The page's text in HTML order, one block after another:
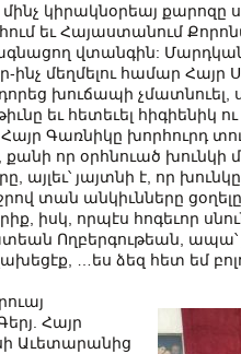
կիրակնօրեայ քարոզը
եւ Հայաստանում Քորոնա
վտանգին:
մեղմելու համար Հայր
խուճապի չմատնուել,
եւ հետեւել
Գառնիկը խորհուրդ
որ օրհնուած խունկի
այլեւ՝ յայտնի է, որ
տան անկիւնները
իսկ, որպէս հոգեւոր
Ողբերգութեան, ապա՝
…ես ձեզ հետ եմ
Հայր
Աւետարանից